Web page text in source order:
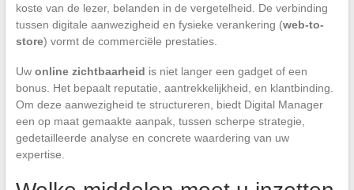
koste van de lezer, belanden in de vergetelheid. De verbinding
tussen digitale aanwezigheid en fysieke verankering (web-to-
store) vormt de commerciële prestaties.
Uw online zichtbaarheid is niet langer een gadget of een
bonus. Het bepaalt reputatie, aantrekkelijkheid, en klantbinding.
Om deze aanwezigheid te structureren, biedt Digital Manager
een op maat gemaakte aanpak, tussen scherpe strategie,
gedetailleerde analyse en concrete waardering van uw
expertise.